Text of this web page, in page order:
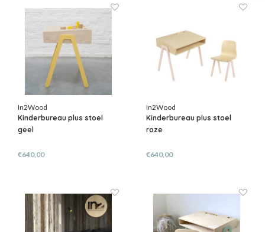
In2Wood
Kinderbureau plus stoel
geel
€640,00
In2Wood
Kinderbureau plus stoel
roze
€640,00